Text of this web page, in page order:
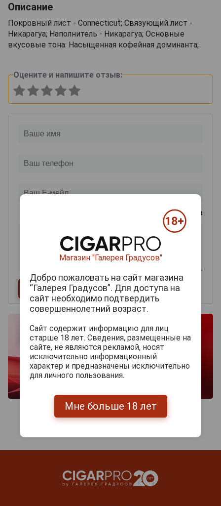
Описание
Покровный лист - Connecticut; Связующий лист -
Никарагуа; Наполнитель - Никарагуа; Основные
вкусовые тона: Насыщенная кофейная доминанта;
Оцените и напишите отзыв:
из 2000 знаков
Магазин "Галерея Градусов"
Добро пожаловать на сайт магазина
“Галерея Градусов”. Для доступа на
сайт необходимо подтвердить
совершеннолетний возраст.
Сайт содержит информацию для лиц
старше 18 лет. Сведения, размещенные на
сайте, не являются рекламой, носят
исключительно информационный
характер и предназначены исключительно
для личного пользования.
Мне больше 18 лет